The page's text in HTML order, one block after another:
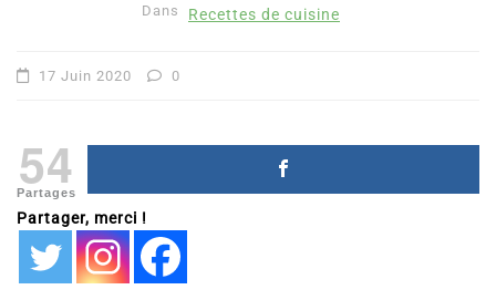
Dans Recettes de cuisine
17 Juin 2020 0
54
Partages
Partager, merci !